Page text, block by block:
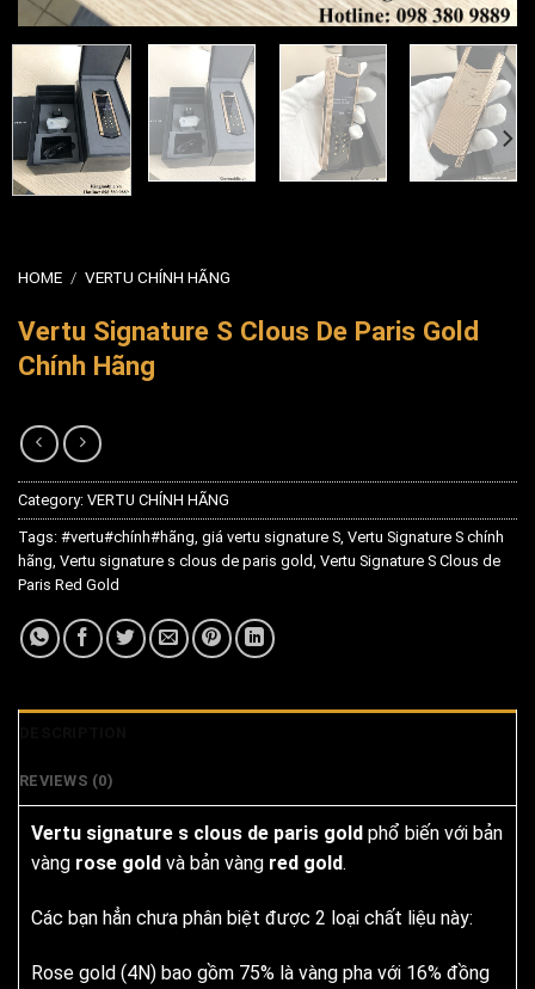
HOME / VERTU CHÍNH HÃNG
Vertu Signature S Clous De Paris Gold
Chính Hãng
Category: VERTU CHÍNH HÃNG
Tags: #vertu#chính#hãng, giá vertu signature S, Vertu Signature S chính
hãng, Vertu signature s clous de paris gold, Vertu Signature S Clous de
Paris Red Gold
REVIEWS (0)
Vertu signature s clous de paris gold phổ biến với bản
vàng rose gold và bản vàng red gold.
Các bạn hẳn chưa phân biệt được 2 loại chất liệu này:
Rose gold (4N) bao gồm 75% là vàng pha với 16% đồng